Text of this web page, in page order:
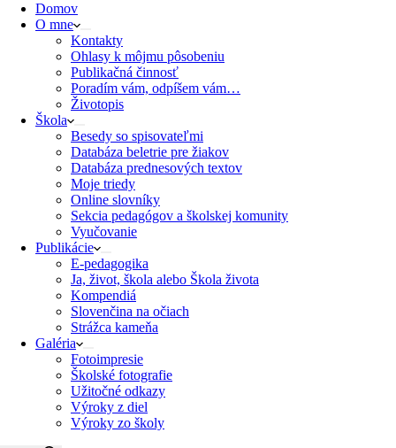
Domov
O mne
Kontakty
Ohlasy k môjmu pôsobeniu
Publikačná činnosť
Poradím vám, odpíšem vám…
Životopis
Škola
Besedy so spisovateľmi
Databáza beletrie pre žiakov
Databáza prednesových textov
Moje triedy
Online slovníky
Sekcia pedagógov a školskej komunity
Vyučovanie
Publikácie
E-pedagogika
Ja, život, škola alebo Škola života
Kompendiá
Slovenčina na očiach
Strážca kameňa
Galéria
Fotoimpresie
Školské fotografie
Užitočné odkazy
Výroky z diel
Výroky zo školy